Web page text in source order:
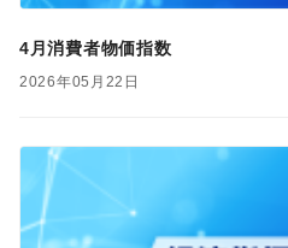
4月消費者物価指数
2026年05月22日